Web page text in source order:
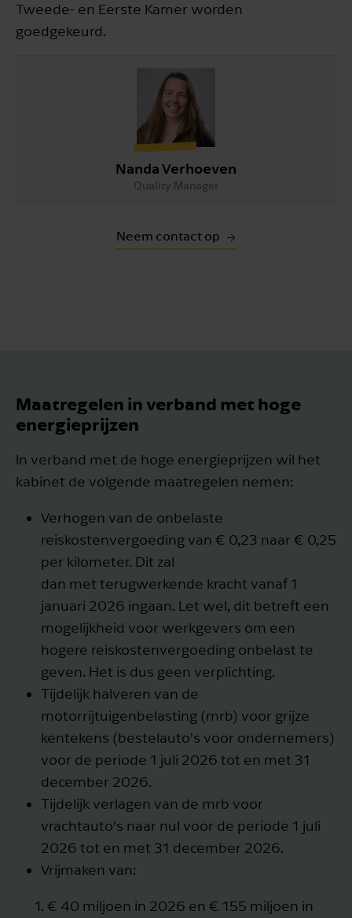
Tweede- en Eerste Kamer worden
goedgekeurd.
Nanda Verhoeven
Quality Manager
Neem contact op
Maatregelen in verband met hoge
energieprijzen
In verband met de hoge energieprijzen wil het
kabinet de volgende maatregelen nemen:
Verhogen van de onbelaste
reiskostenvergoeding van € 0,23 naar € 0,25
per kilometer. Dit zal
dan met terugwerkende kracht vanaf 1
januari 2026 ingaan. Let wel, dit betreft een
mogelijkheid voor werkgevers om een
hogere reiskostenvergoeding onbelast te
geven. Het is dus geen verplichting.
Tijdelijk halveren van de
motorrijtuigenbelasting (mrb) voor grijze
kentekens (bestelauto’s voor ondernemers)
voor de periode 1 juli 2026 tot en met 31
december 2026.
Tijdelijk verlagen van de mrb voor
vrachtauto’s naar nul voor de periode 1 juli
2026 tot en met 31 december 2026.
Vrijmaken van:
€ 40 miljoen in 2026 en € 155 miljoen in